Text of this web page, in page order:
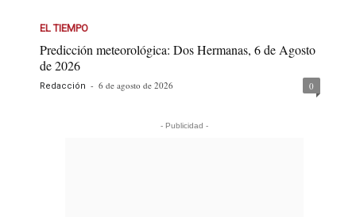
EL TIEMPO
Predicción meteorológica: Dos Hermanas, 6 de Agosto
de 2026
Redacción - 6 de agosto de 2026 0
- Publicidad -